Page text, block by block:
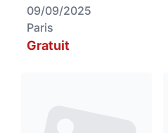
09/09/2025
Paris
Gratuit